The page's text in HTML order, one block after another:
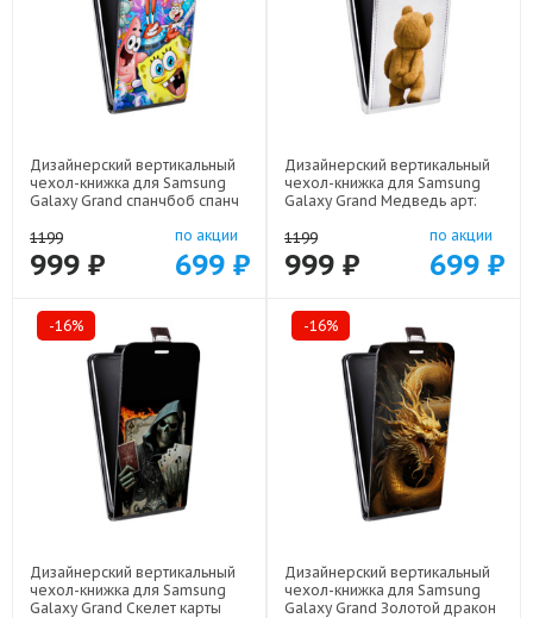
Дизайнерский вертикальный
чехол-книжка для Samsung
Galaxy Grand спанчбоб спанч
1199
999 ₽
по акции
699 ₽
Дизайнерский вертикальный
чехол-книжка для Samsung
Galaxy Grand Медведь арт:
1199
999 ₽
по акции
699 ₽
-16%
Дизайнерский вертикальный
чехол-книжка для Samsung
Galaxy Grand Скелет карты
-16%
Дизайнерский вертикальный
чехол-книжка для Samsung
Galaxy Grand Золотой дракон